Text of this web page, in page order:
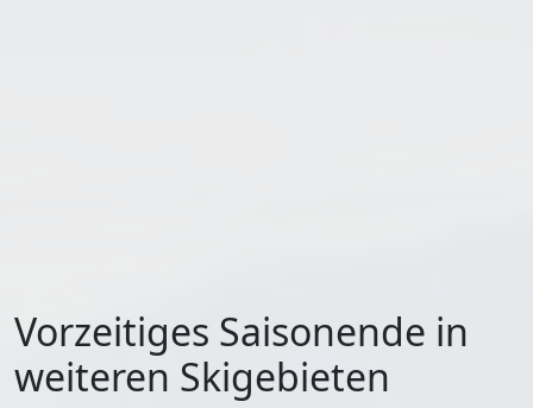
Vorzeitiges Saisonende in
weiteren Skigebieten